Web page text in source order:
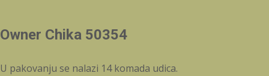
Owner Chika 50354
U pakovanju se nalazi 14 komada udica.